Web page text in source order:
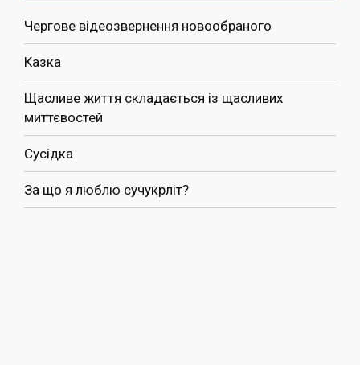
Чергове відеозвернення новообраного
Казка
Щасливе життя складається із щасливих
миттєвостей
Сусідка
За що я люблю сучукрліт?